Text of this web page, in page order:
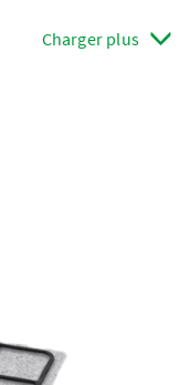
Charger plus